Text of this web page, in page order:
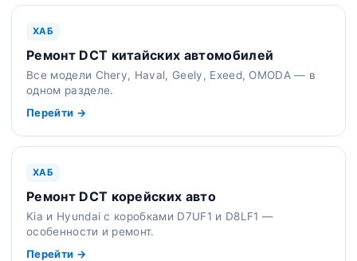
ХАБ
Ремонт DCT китайских автомобилей
Все модели Chery, Haval, Geely, Exeed, OMODA — в
одном разделе.
Перейти →
ХАБ
Ремонт DCT корейских авто
Kia и Hyundai с коробками D7UF1 и D8LF1 —
особенности и ремонт.
Перейти →